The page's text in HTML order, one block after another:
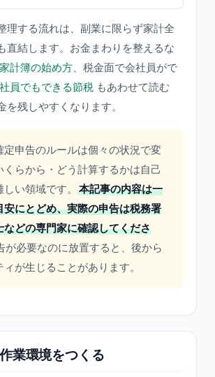
理する流れは、副業に限らず家計全
直結します。お金まわりを整えるな
計簿の始め方、税金面で会社員がで
員でもできる節税 もあわせて読む
を残しやすくなります。
定申告のルールは個々の状況で変
くらから・どう計算するかは自己
い領域です。
本記事の内容は一
安にとどめ、実際の申告は税務署
などの専門家に確認してくださ
が必要なのに放置すると、後から
が生じることがあります。
業環境をつくる